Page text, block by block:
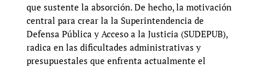
que sustente la absorción. De hecho, la motivación
central para crear la la Superintendencia de
Defensa Pública y Acceso a la Justicia (SUDEPUB),
radica en las dificultades administrativas y
presupuestales que enfrenta actualmente el